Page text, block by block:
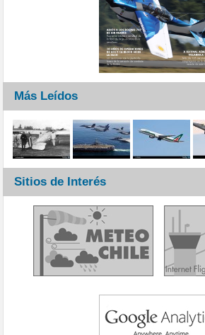
Más Leídos
Sitios de Interés